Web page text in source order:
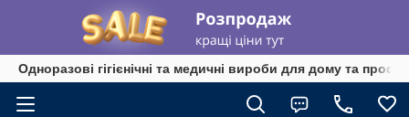
Одноразові гігієнічні та медичні вироби для дому та